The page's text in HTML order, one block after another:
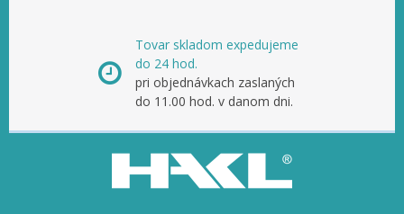
Tovar skladom expedujeme
do 24 hod.
pri objednávkach zaslaných
do 11.00 hod. v danom dni.